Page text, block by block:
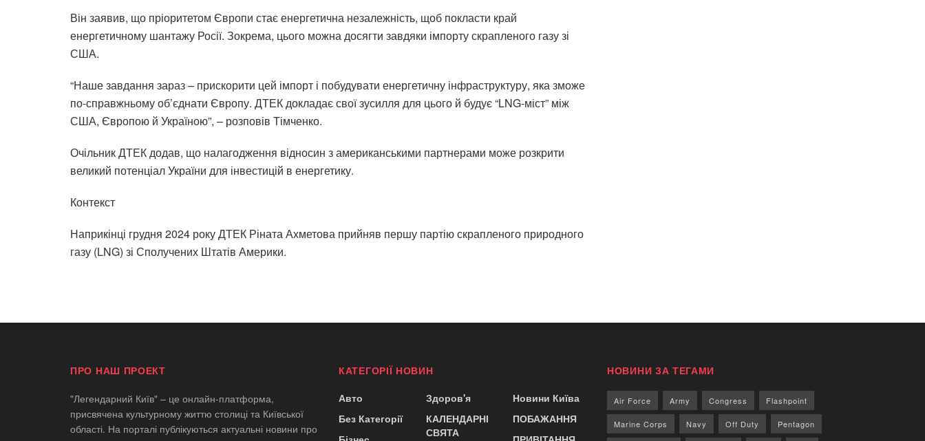
Він заявив, що пріоритетом Європи стає енергетична незалежність, щоб покласти край
енергетичному шантажу Росії. Зокрема, цього можна досягти завдяки імпорту скрапленого газу зі
США.
“Наше завдання зараз – прискорити цей імпорт і побудувати енергетичну інфраструктуру, яка зможе
по-справжньому об’єднати Європу. ДТЕК докладає свої зусилля для цього й будує “LNG-міст” між
США, Європою й Україною”, – розповів Тімченко.
Очільник ДТЕК додав, що налагодження відносин з американськими партнерами може розкрити
великий потенціал України для інвестицій в енергетику.
Контекст
Наприкінці грудня 2024 року ДТЕК Ріната Ахметова прийняв першу партію скрапленого природного
газу (LNG) зі Сполучених Штатів Америки.
ПРО НАШ ПРОЕКТ
"Легендарний Київ" – це онлайн-платформа,
присвячена культурному життю столиці та Київської
області. На порталі публікуються актуальні новини про
КАТЕГОРІЇ НОВИН
Авто
Без Категорії
Здоров'я
КАЛЕНДАРНІ
СВЯТА
Новини Київа
ПОБАЖАННЯ
НОВИНИ ЗА ТЕГАМИ
Air Force Army Congress Flashpoint
Marine Corps Navy Off Duty Pentagon